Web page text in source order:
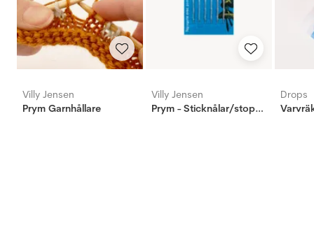
Villy Jensen
Prym Garnhållare
Villy Jensen
Prym - Sticknålar/stoppnålar (6st) - 18-22
Drops